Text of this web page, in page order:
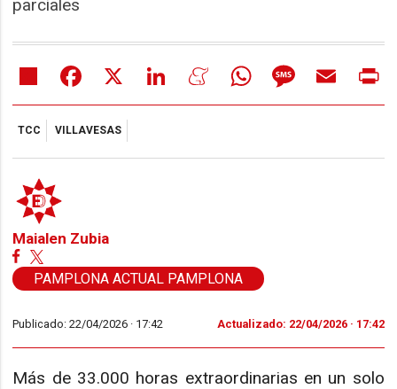
parciales
Share Facebook LinkedIn MeneameWhatsAppMessageEmail
TCC VILLAVESAS
Maialen Zubia
PAMPLONA ACTUAL PAMPLONA
Publicado: 22/04/2026 · 17:42 Actualizado: 22/04/2026 · 17:42
Más de 33.000 horas extraordinarias en un solo